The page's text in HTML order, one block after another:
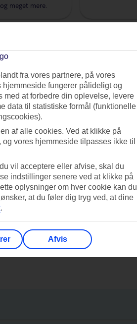
meget mere.
fra vores partnere, på vores
fungerer pålideligt og
at forbedre din oplevelse, levere
data til statistiske formål (funktionelle
af alle cookies. Ved at klikke på
vores hjemmeside tilpasses ikke til
vil acceptere eller afvise, skal du
indstillinger senere ved at klikke på
oplysninger om hver cookie kan du
at du føler dig tryg ved, at dine
.
Afvis